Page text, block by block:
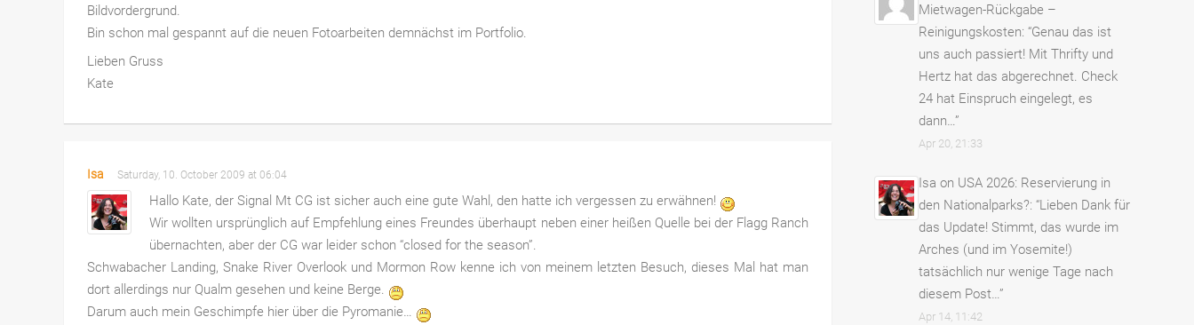
Bildvordergrund.
Bin schon mal gespannt auf die neuen Fotoarbeiten demnächst im Portfolio.
Lieben Gruss
Kate
Isa Saturday, 10. October 2009 at 06:04
Hallo Kate, der Signal Mt CG ist sicher auch eine gute Wahl, den hatte ich vergessen zu erwähnen!
Wir wollten ursprünglich auf Empfehlung eines Freundes überhaupt neben einer heißen Quelle bei der Flagg Ranch
übernachten, aber der CG war leider schon “closed for the season”.
Schwabacher Landing, Snake River Overlook und Mormon Row kenne ich von meinem letzten Besuch, dieses Mal hat man
dort allerdings nur Qualm gesehen und keine Berge.
Darum auch mein Geschimpfe hier über die Pyromanie…
Mietwagen-Rückgabe –
Reinigungskosten: “Genau das ist
uns auch passiert! Mit Thrifty und
Hertz hat das abgerechnet. Check
24 hat Einspruch eingelegt, es
dann… ”
Apr 20, 21:33
Isa on USA 2026: Reservierung in
den Nationalparks?: “Lieben Dank für
das Update! Stimmt, das wurde im
Arches (und im Yosemite!)
tatsächlich nur wenige Tage nach
diesem Post…”
Apr 14, 11:42